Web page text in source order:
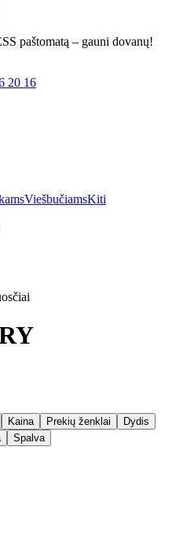
paštomatą – gauni dovanų!
20 16
ViešbučiamsKiti
Kaina Prekių ženklai
Dydis
Spalva